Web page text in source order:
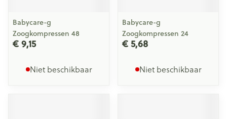
Babycare-g
Zoogkompressen 48
€ 9,15
Niet beschikbaar
Babycare-g
Zoogkompressen 24
€ 5,68
Niet beschikbaar